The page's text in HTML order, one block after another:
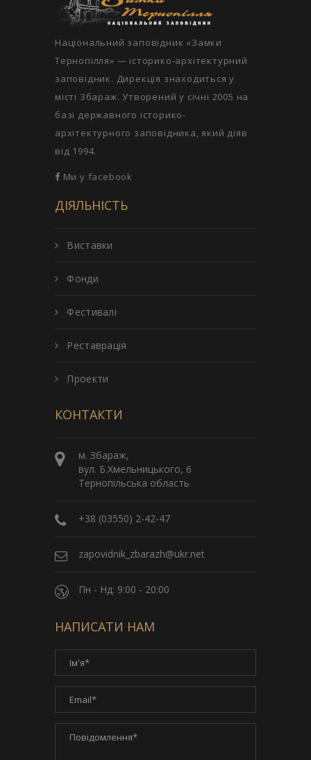
Національний заповідник «Замки
Тернопілля» — історико-архітектурний
заповідник. Дирекція знаходиться у
місті Збараж. Утворений у січні 2005 на
базі державного історико-
архітектурного заповідника, який діяв
від 1994.
Ми у facebook
ДІЯЛЬНІСТЬ
Виставки
Фонди
Фестивалі
Реставрація
Проекти
КОНТАКТИ
м. Збараж,
вул. Б.Хмельницького, 6
Тернопільська область
+38 (03550) 2-42-47
zapovidnik_zbarazh@ukr.net
Пн - Нд: 9:00 - 20:00
НАПИСАТИ НАМ